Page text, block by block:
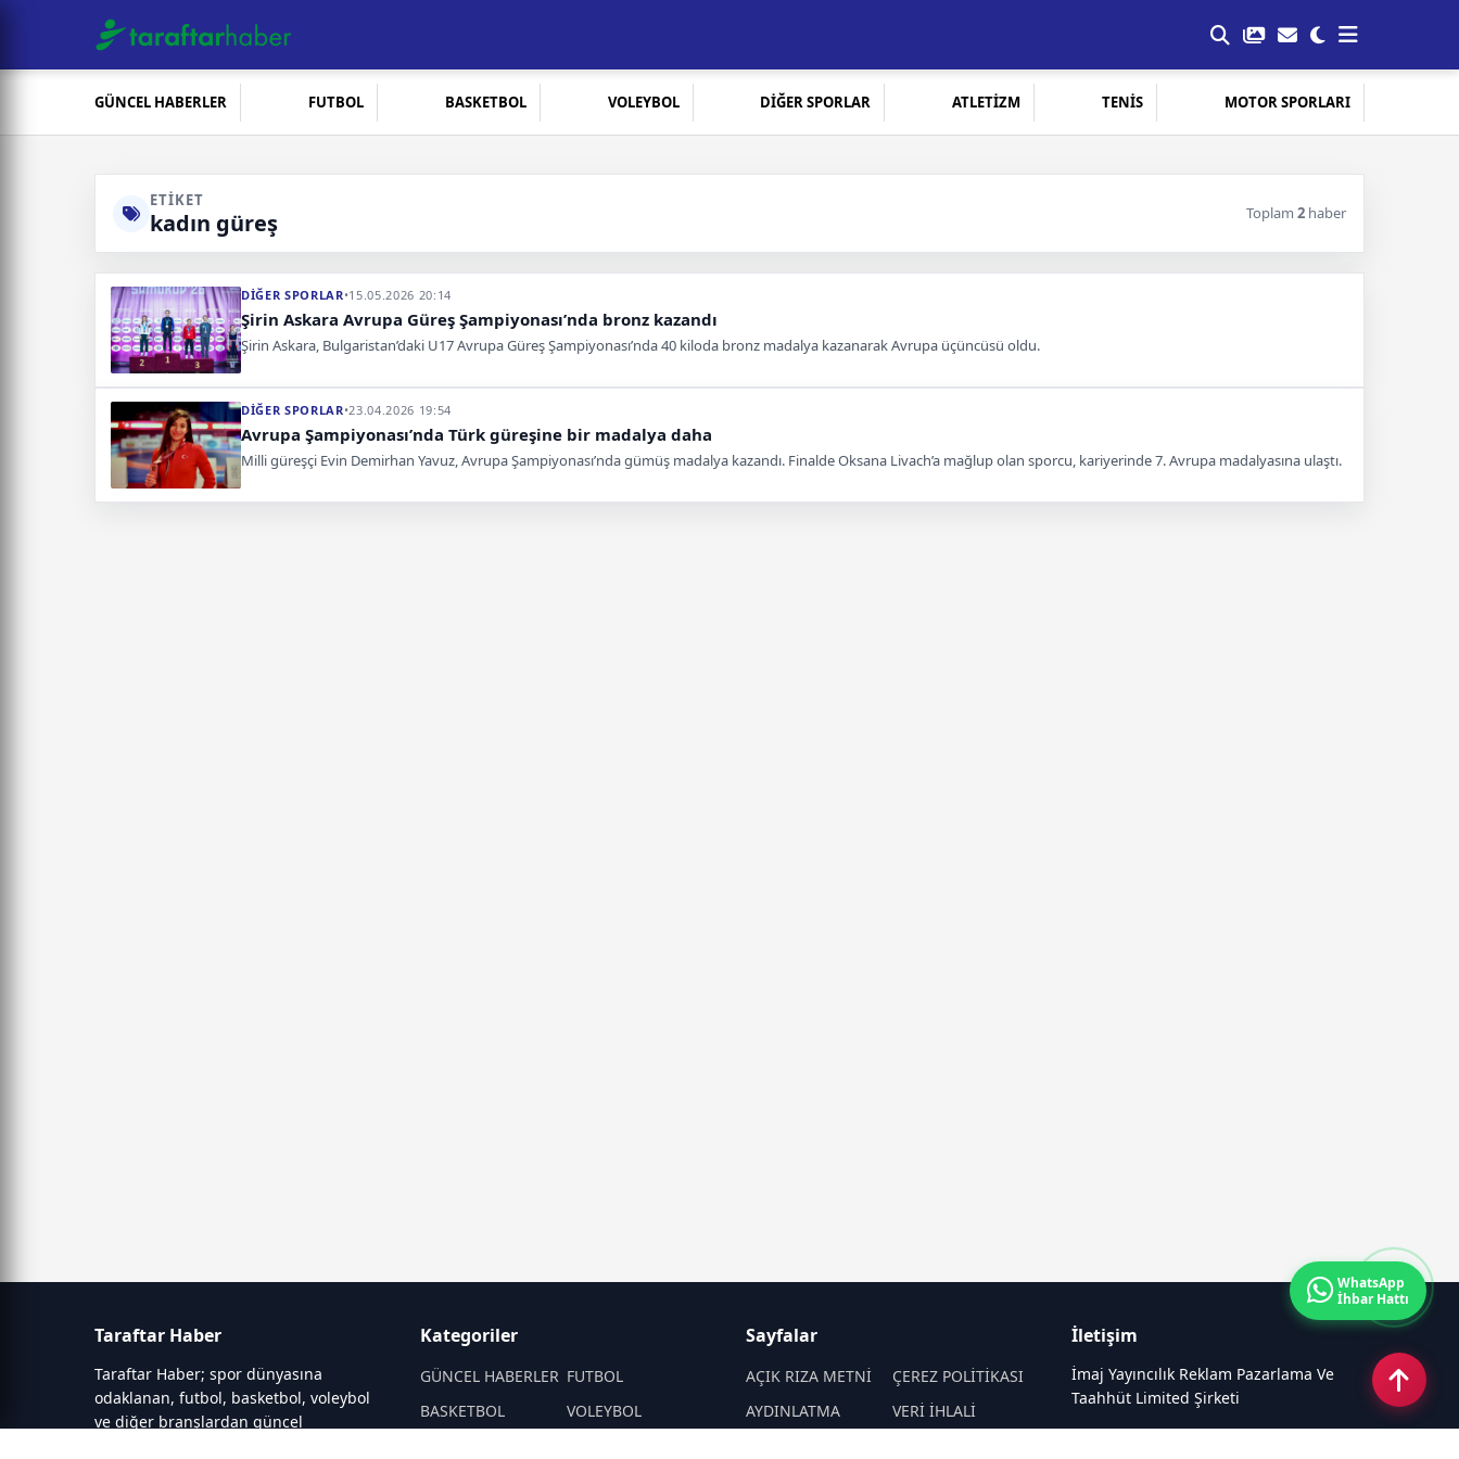
GÜNCEL HABERLER FUTBOL BASKETBOL VOLEYBOL DİĞER SPORLAR ATLETİZM TENİS MOTOR SPORLARI
ETIKET
kadın güreş Toplam 2 haber
DİĞER SPORLAR•15.05.2026 20:14
Şirin Askara Avrupa Güreş Şampiyonası’nda bronz kazandı
Şirin Askara, Bulgaristan’daki U17 Avrupa Güreş Şampiyonası’nda 40 kiloda bronz madalya kazanarak Avrupa üçüncüsü oldu.
DİĞER SPORLAR•23.04.2026 19:54
Avrupa Şampiyonası’nda Türk güreşine bir madalya daha
Milli güreşçi Evin Demirhan Yavuz, Avrupa Şampiyonası’nda gümüş madalya kazandı. Finalde Oksana Livach’a mağlup olan sporcu, kariyerinde 7. Avrupa madalyasına ulaştı.
Taraftar Haber
Taraftar Haber; spor dünyasına
odaklanan, futbol, basketbol, voleybol
ve diğer branşlardan güncel
Kategoriler
GÜNCEL HABERLER FUTBOL
BASKETBOL
VOLEYBOL
Sayfalar
AÇIK RIZA METNİ
ÇEREZ POLİTİKASI
AYDINLATMA
VERİ İHLALİ
İletişim
İmaj Yayıncılık Reklam Pazarlama Ve
Taahhüt Limited Şirketi
WhatsApp
İhbar Hattı